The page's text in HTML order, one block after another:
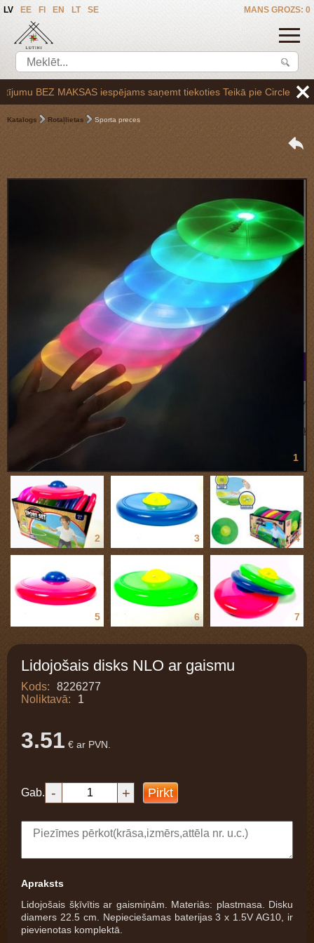
MANS GROZS: 0
LV EE FI EN LT SE
BEZ MAKSAS iespējams saņemt tiekoties Teikā pie Circle K
Katalogs Rotaļlietas Sporta preces
1
2 3 4
5 6 7
Lidojošais disks NLO ar gaismu
Kods:
8226277
Noliktavā:
1
3.51 € ar PVN.
Gab. - + Pirkt
Apraksts
Lidojošais šķīvītis ar gaismiņām. Materiās: plastmasa. Disku
diamers 22.5 cm. Nepieciešamas baterijas 3 x 1.5V AG10, ir
pievienotas komplektā.